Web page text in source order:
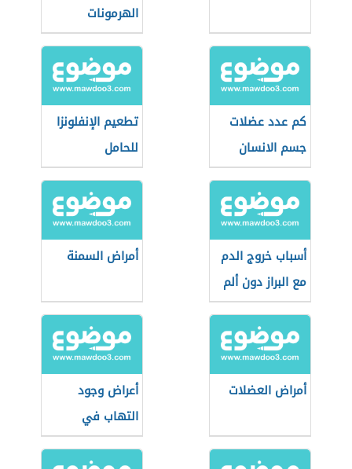
الهرمونات
كم عدد عضلات
جسم الانسان
تطعيم الإنفلونزا
للحامل
أسباب خروج الدم
مع البراز دون ألم
أمراض السمنة
أمراض العضلات
أعراض وجود
التهاب في
الجسم